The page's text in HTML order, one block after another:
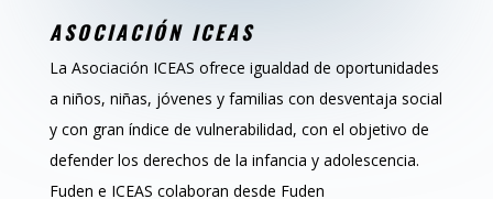
ASOCIACIÓN ICEAS
La Asociación ICEAS ofrece igualdad de oportunidades
a niños, niñas, jóvenes y familias con desventaja social
y con gran índice de vulnerabilidad, con el objetivo de
defender los derechos de la infancia y adolescencia.
Fuden e ICEAS colaboran desde Fuden